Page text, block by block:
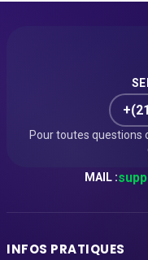
Pour toutes questions
MAIL :
INFOS PRATIQUES